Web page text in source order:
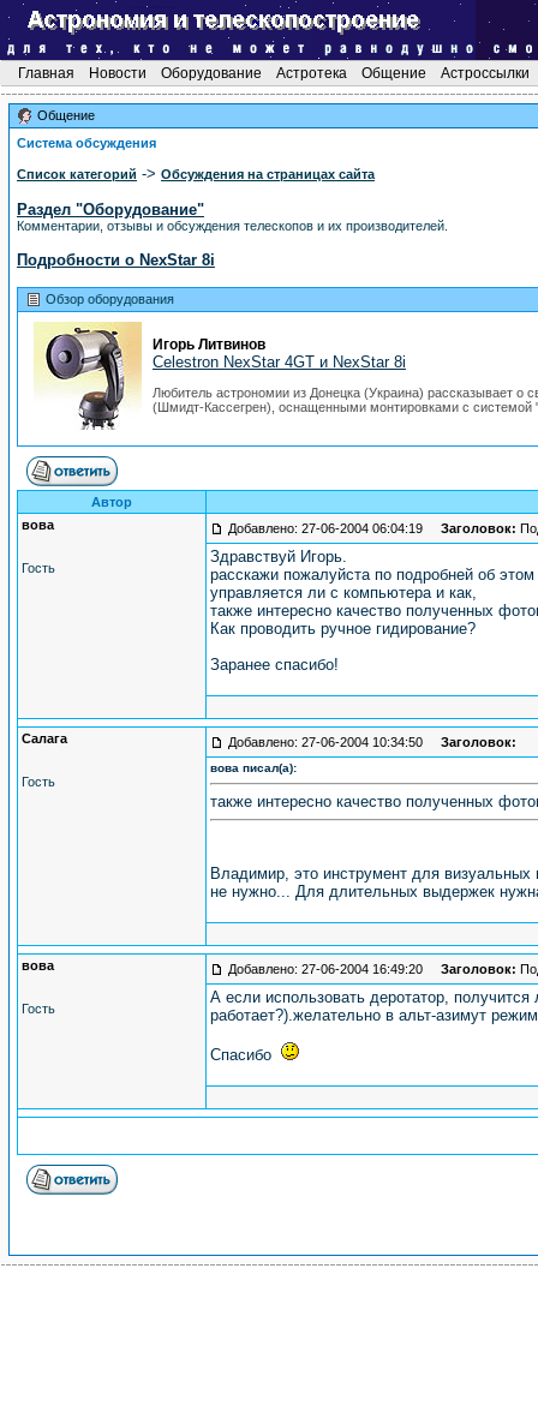
Главная Новости Оборудование Астротека Общение Астроссылки
Общение
Система обсуждения
Список категорий -> Обсуждения на страницах сайта
Раздел "Оборудование"
Комментарии, отзывы и обсуждения телескопов и их производителей.
Подробности о NexStar 8i
Обзор оборудования
Игорь Литвинов
Celestron NexStar 4GT и NexStar 8i
Любитель астрономии из Донецка (Украина) рассказывает о
(Шмидт-Кассегрен), оснащенными монтировками с системой
Автор
вова
Гость
Добавлено: 27-06-2004 06:04:19 Заголовок:
Здравствуй Игорь.
расскажи пожалуйста по подробней об
управляется ли с компьютера и как,
также интересно качество полученных
Как проводить ручное гидирование?
Заранее спасибо!
Салага
Гость
Добавлено: 27-06-2004 10:34:50 Заголовок:
вова писал(а):
также интересно качество полученных
Владимир, это инструмент для
не нужно... Для длительных выдержек
вова
Гость
Добавлено: 27-06-2004 16:49:20 Заголовок:
А если использовать деротатор, получится
работает?).желательно в альт-азимут
Спасибо